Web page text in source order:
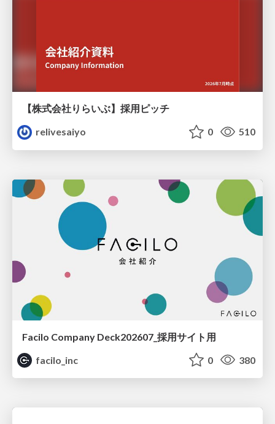
【株式会社りらいぶ】採用ピッチ
relivesaiyo
0 510
Facilo Company Deck202607_採用サイト用
facilo_inc
0 380